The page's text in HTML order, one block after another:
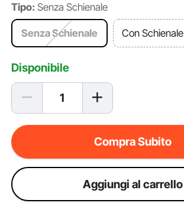
Tipo: Senza Schienale
Senza Schienale Con Schienale
Disponibile
Compra Subito
Aggiungi al carrello